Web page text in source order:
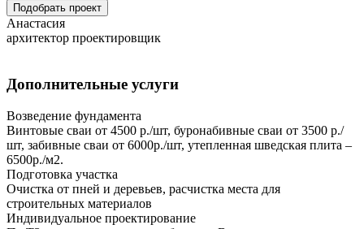
Подобрать проект
Анастасия
архитектор проектировщик
Дополнительные услуги
Возведение фундамента
Винтовые сваи от 4500 р./шт, буронабивные сваи от 3500 р./
шт, забивные сваи от 6000р./шт, утепленная шведская плита –
6500р./м2.
Подготовка участка
Очистка от пней и деревьев, расчистка места для
строительных материалов
Индивидуальное проектирование